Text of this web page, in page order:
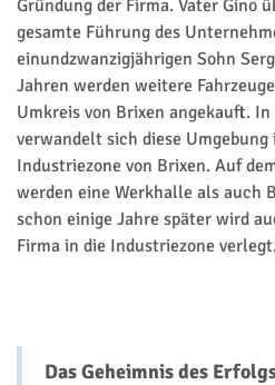
Gründung der Firma. Vater Gino
gesamte Führung des
einundzwanzigjährigen Sohn
Jahren werden weitere
Umkreis von Brixen angekauft.
verwandelt sich diese
Industriezone von Brixen. Auf
werden eine Werkhalle als auch
schon einige Jahre später wird
Firma in die Industriezone
Das Geheimnis des